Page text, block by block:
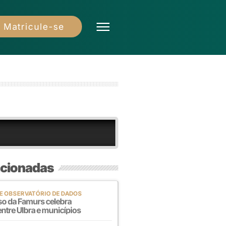
Matricule-se
OBSERVATÓRIO DE DADOS
da Famurs celebra
Ulbra e municípios